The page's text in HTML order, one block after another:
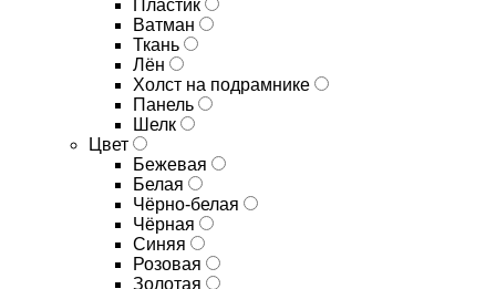
Пластик
Ватман
Ткань
Лён
Холст на подрамнике
Панель
Шелк
Цвет
Бежевая
Белая
Чёрно-белая
Чёрная
Синяя
Розовая
Золотая